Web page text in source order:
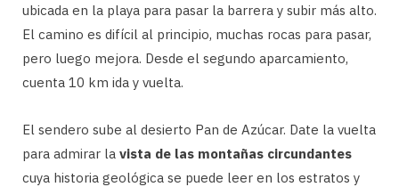
ubicada en la playa para pasar la barrera y subir más alto.
El camino es difícil al principio, muchas rocas para pasar,
pero luego mejora. Desde el segundo aparcamiento,
cuenta 10 km ida y vuelta.
El sendero sube al desierto Pan de Azúcar. Date la vuelta
para admirar la vista de las montañas circundantes
cuya historia geológica se puede leer en los estratos y